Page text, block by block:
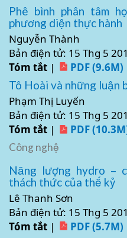
Phê bình phân tâm
phương diện thực hành
Nguyễn Thành
Bản điện tử: 15 Thg 5
Tóm tắt |
PDF (9.6M)
Tô Hoài và những luận
Phạm Thị Luyến
Bản điện tử: 15 Thg 5
Tóm tắt | PDF
Công nghệ
Năng lượng hydro –
thách thức của thế kỷ
Lê Thanh Sơn
Bản điện tử: 15 Thg 5
Tóm tắt | PDF (5.7M)